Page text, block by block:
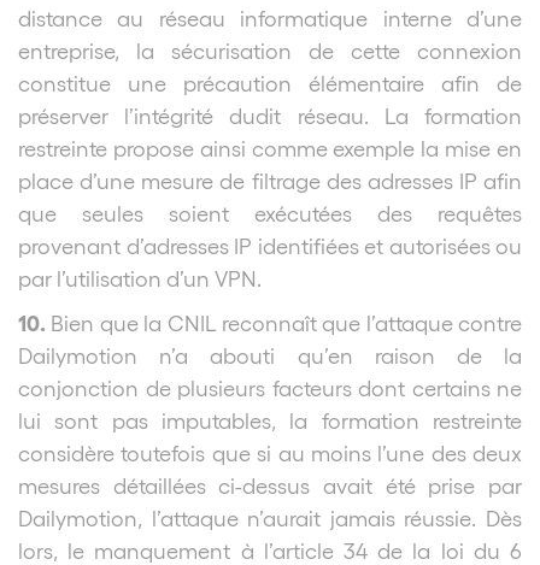
distance au réseau informatique interne d’une
entreprise, la sécurisation de cette connexion
constitue une précaution élémentaire afin de
préserver l’intégrité dudit réseau. La formation
restreinte propose ainsi comme exemple la mise en
place d’une mesure de filtrage des adresses IP afin
que seules soient exécutées des requêtes
provenant d’adresses IP identifiées et autorisées ou
par l’utilisation d’un VPN.
10. Bien que la CNIL reconnaît que l’attaque contre
Dailymotion
n’a abouti qu’en raison de la
conjonction de plusieurs facteurs dont certains ne
lui sont pas imputables, la formation restreinte
considère toutefois que si au moins l’une des deux
mesures détaillées ci-dessus avait été prise par
Dailymotion, l’attaque n’aurait jamais réussie. Dès
lors, le manquement à l’article 34 de la loi du 6